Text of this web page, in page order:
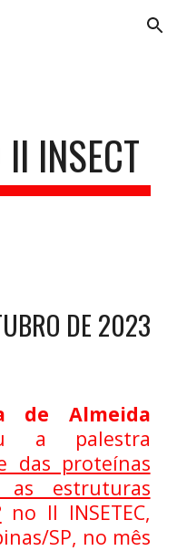
Skip to navigation
II INSECT
DE 2023
de Almeida
a palestra
das proteínas
estruturas
no II INSETEC,
SP, no mês